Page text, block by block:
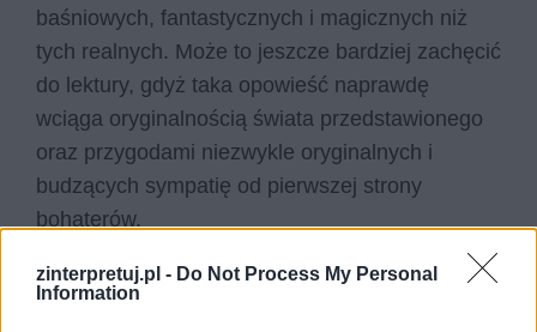
zinterpretuj.pl - Do Not Process My Personal
Information
baśniowych, fantastycznych i magicznych niż
tych realnych. Może to jeszcze bardziej zachęcić
do lektury, gdyż taka opowieść naprawdę
wciąga oryginalnością świata przedstawionego
oraz przygodami niezwykle oryginalnych i
budzących sympatię od pierwszej strony
bohaterów.
Czytaj także: